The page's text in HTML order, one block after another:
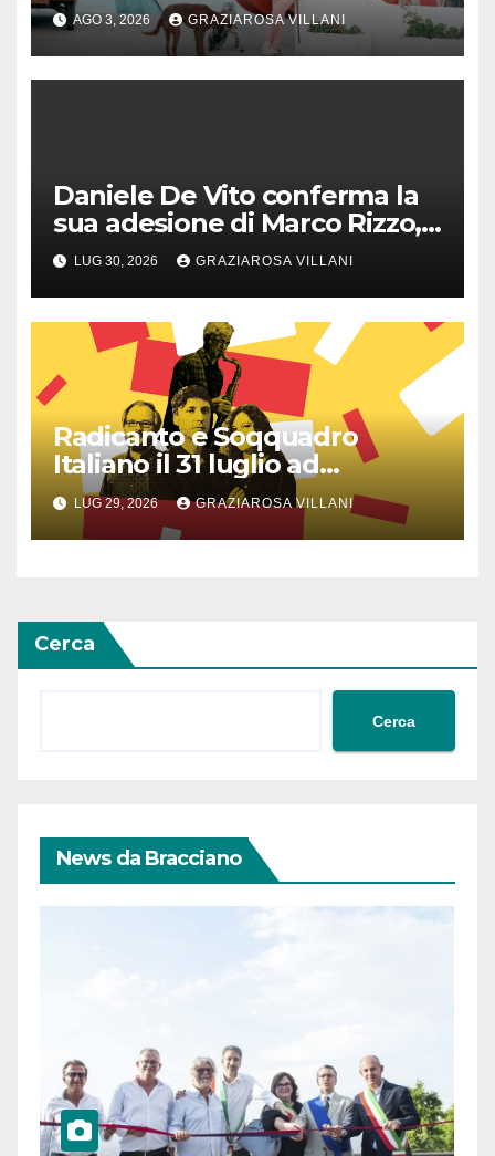
AGO 3, 2026 GRAZIAROSA VILLANI
Daniele De Vito conferma la
sua adesione di Marco Rizzo,
nel rispetto delle decisioni
del 1° Congress
LUG 30, 2026 GRAZIAROSA VILLANI
Radicanto e Soqquadro
Italiano il 31 luglio ad
Anguillara
LUG 29, 2026 GRAZIAROSA VILLANI
Cerca
Cerca
News da Bracciano